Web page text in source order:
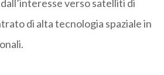
verso satelliti di
di alta tecnologia spaziale in